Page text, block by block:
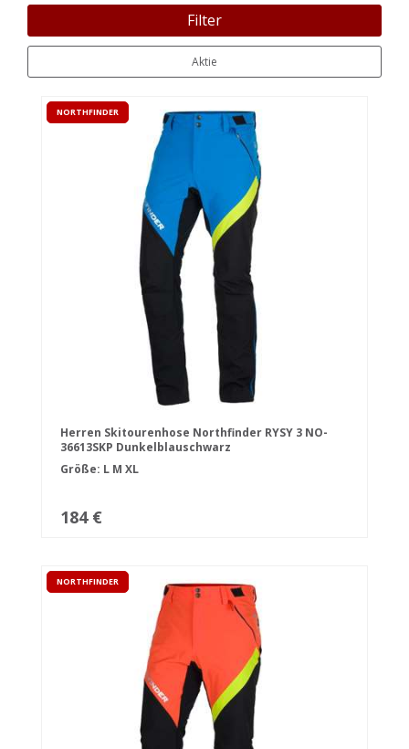
Filter
Aktie
NORTHFINDER
Herren Skitourenhose Northfinder RYSY 3 NO-
36613SKP Dunkelblauschwarz
Größe: L M XL
184 €
NORTHFINDER